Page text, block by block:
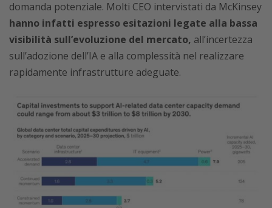
domanda potenziale. Molti CEO intervistati da McKinsey
hanno infatti espresso esitazioni legate alla bassa
visibilità sull’evoluzione del mercato, all’incertezza
sull’adozione dell’IA e alla complessità nel realizzare
rapidamente infrastrutture adeguate.